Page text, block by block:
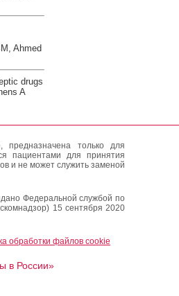
Ahmed
drugs
A
только для
пациентами для принятия
и не может служить заменой
Федеральной службой по
15 сентября 2020
обработки файлов cookie
в России»